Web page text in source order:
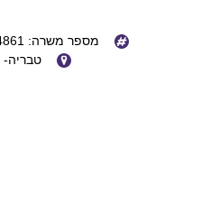
מספר משרה: 4861
טבריה-